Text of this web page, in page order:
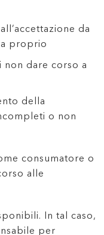
da
a proprio
dare corso a
della
o non
consumatore o
alle
In tal caso,
per